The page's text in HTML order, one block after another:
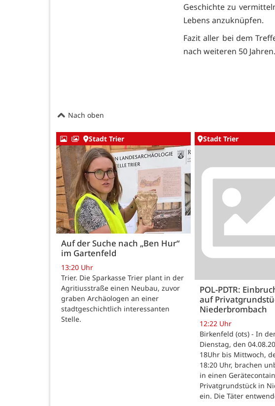
Geschichte zu
Lebens anzuknüpfen.
Fazit aller bei dem
nach weiteren 50 Jahren.
Nach oben
Stadt Trier
Auf der Suche nach „Ben Hur“
im Gartenfeld
13:20 Uhr
Trier. Die Sparkasse Trier plant in der
Agritiusstraße einen Neubau, zuvor
graben Archäologen an einer
stadtgeschichtlich interessanten
Stelle.
Stadt Trier
POL-PDTR:
auf
Niederbrombach
12:22 Uhr
Birkenfeld (ots) - In
Dienstag, den
18Uhr bis Mittwoch,
18:20 Uhr, brachen
in einen
Privatgrundstück in
ein. Die Täter